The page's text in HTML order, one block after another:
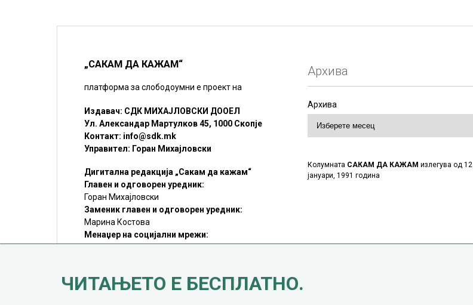
„САКАМ ДА КАЖАМ“
платформа за слободоумни е проект на
Издавач: СДК МИХАЈЛОВСКИ ДООЕЛ
Ул. Александар Мартулков 45, 1000 Скопје
Контакт: info@sdk.mk
Управител: Горан Михајловски
Дигитална редакција „Сакам да кажам“
Главен и одговорен уредник:
Горан Михајловски
Заменик главен и одговорен уредник:
Марина Костова
Менаџер на социјални мрежи:
Мирослав Илиоски
©SDK.MK Крадењето авторски текстови е казниво со закон.
Преземањето на авторски содржини (текстови) од оваа
Архива
Архива
Колумната САКАМ ДА КАЖАМ излегува од 12
јануари, 1991 година
ЧИТАЊЕТО Е БЕСПЛАТНО.